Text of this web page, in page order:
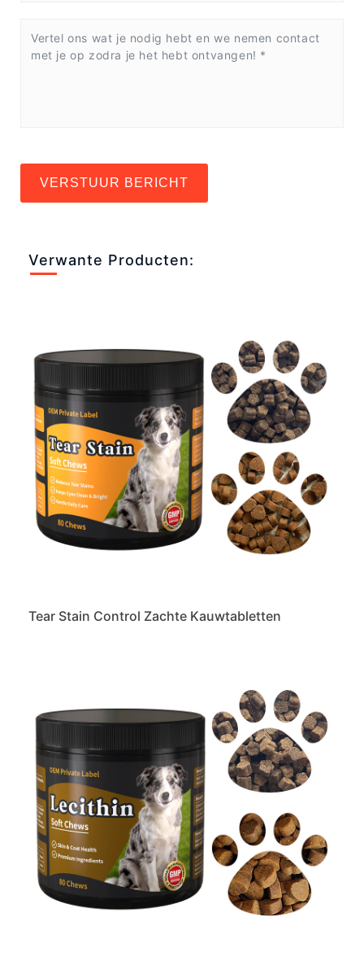
VERSTUUR BERICHT
Verwante Producten:
Tear Stain Control Zachte Kauwtabletten